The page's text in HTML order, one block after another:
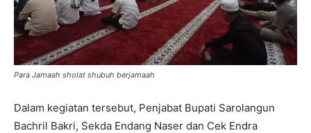
Para Jamaah sholat shubuh berjamaah
Dalam kegiatan tersebut, Penjabat Bupati Sarolangun
Bachril Bakri, Sekda Endang Naser dan Cek Endra